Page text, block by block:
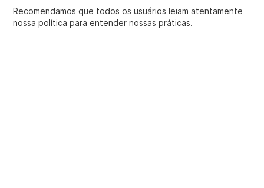
Recomendamos que todos os usuários leiam atentamente
nossa política para entender nossas práticas.